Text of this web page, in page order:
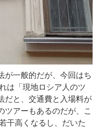
が一般的だが、今回はち
は「現地ロシア人のツ
だと、交通費と入場料が
ツアーもあるのだが、こ
干高くなるし、だいた